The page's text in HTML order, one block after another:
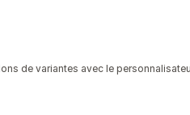
de variantes avec le